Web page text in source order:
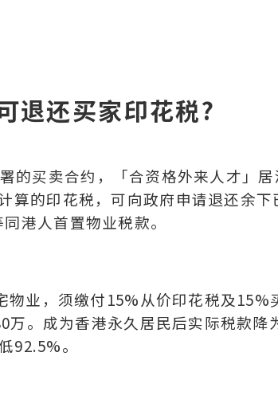
退还买家印花税?
的买卖合约，「合资格外来人才」居
算的印花税，可向政府申请退还余下
港人首置物业税款。
业，须缴付15%从价印花税及15%
万。成为香港永久居民后实际税款降
92.5%。